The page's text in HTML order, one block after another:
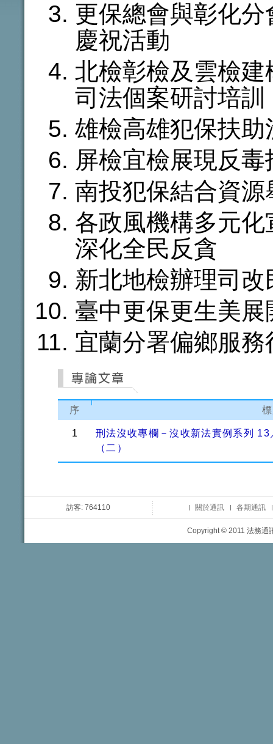
更保總會與彰化
慶祝活動
北檢彰檢及雲檢
司法個案研討培訓
雄檢高雄犯保扶
屏檢宜檢展現反
南投犯保結合資
各政風機構多元
深化全民反貪
新北地檢辦理司
臺中更保更生美
宜蘭分署偏鄉服
序
1
刑法沒收專欄－沒收新法實例系列
（二）
訪客: 764110 關於通訊 各期通訊
Copyright © 2011 法務